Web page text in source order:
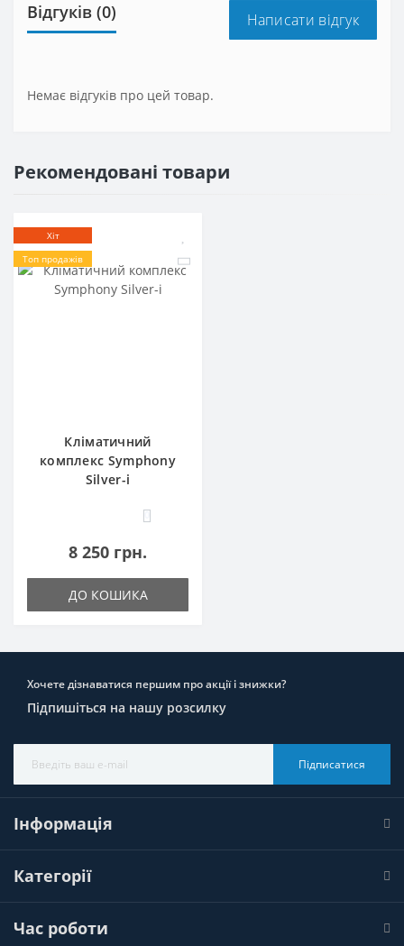
Відгуків (0) Написати відгук
Немає відгуків про цей товар.
Рекомендовані товари
Хіт
Топ продажів
Кліматичний
комплекс Symphony
Silver-i
0
8 250 грн.
ДО КОШИКА
Хочете дізнаватися першим про акції і знижки?
Підпишіться на нашу розсилку
Підписатися
Інформація
Категорії
Час роботи